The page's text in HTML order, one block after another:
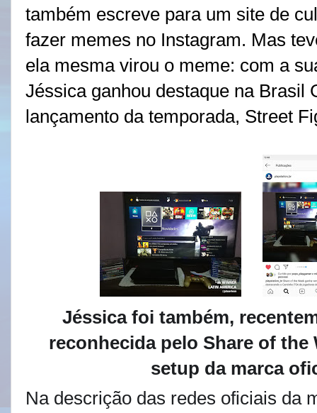
também escreve para um site de
fazer memes no Instagram. Mas
ela mesma virou o meme: com a
Jéssica ganhou destaque na Brasil
lançamento da temporada, Street
Jéssica foi também,
reconhecida pelo Share of the
setup da marca
Na descrição das redes oficiais da